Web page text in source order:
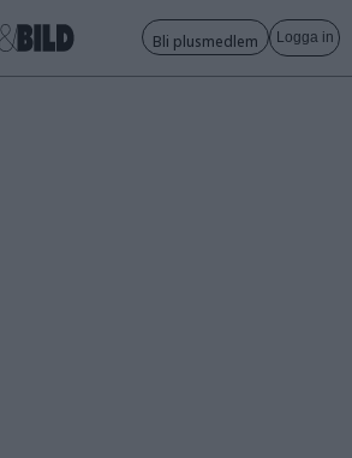
Bli plusmedlem Logga in